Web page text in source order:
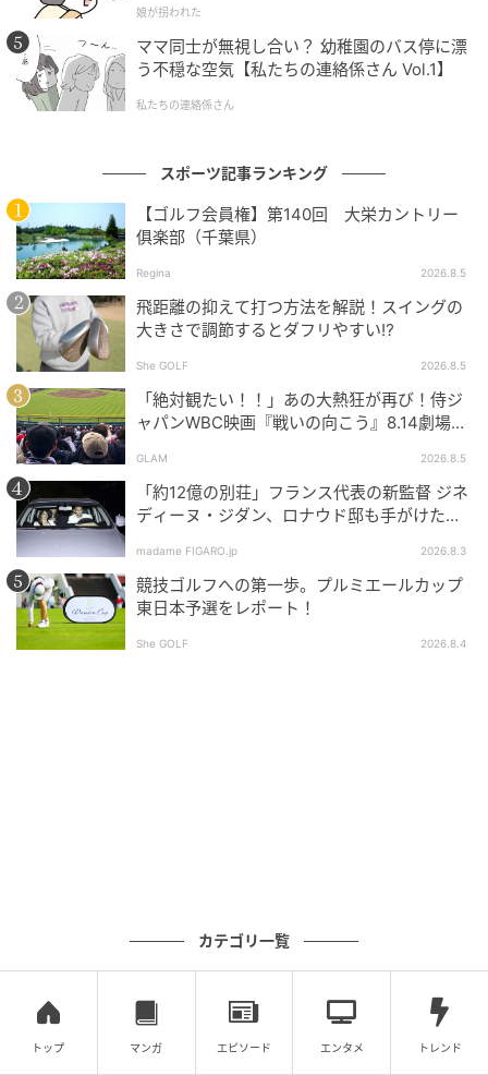
娘が拐われた
ママ同士が無視し合い？ 幼稚園のバス停に漂
う不穏な空気【私たちの連絡係さん Vol.1】
私たちの連絡係さん
スポーツ記事ランキング
【ゴルフ会員権】第140回 大栄カントリー
俱楽部（千葉県）
Regina 2026.8.5
飛距離の抑えて打つ方法を解説！スイングの
大きさで調節するとダフリやすい⁉
She GOLF 2026.8.5
「絶対観たい！！」あの大熱狂が再び！侍ジ
ャパンWBC映画『戦いの向こう』8.14劇場公
GLAM 2026.8.5
「約12億の別荘」フランス代表の新監督 ジネ
ディーヌ・ジダン、ロナウド邸も手がけた人
madame FIGARO.jp 2026.8.3
競技ゴルフへの第一歩。プルミエールカップ
東日本予選をレポート！
She GOLF 2026.8.4
カテゴリ一覧
トップ マンガ エピソード エンタメ トレンド